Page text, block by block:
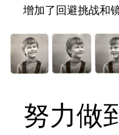
增加了回避挑战和镜
努力做